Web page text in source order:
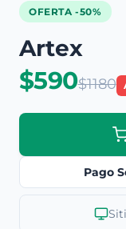
OFERTA -50%
Artex
$590$1180
Pago